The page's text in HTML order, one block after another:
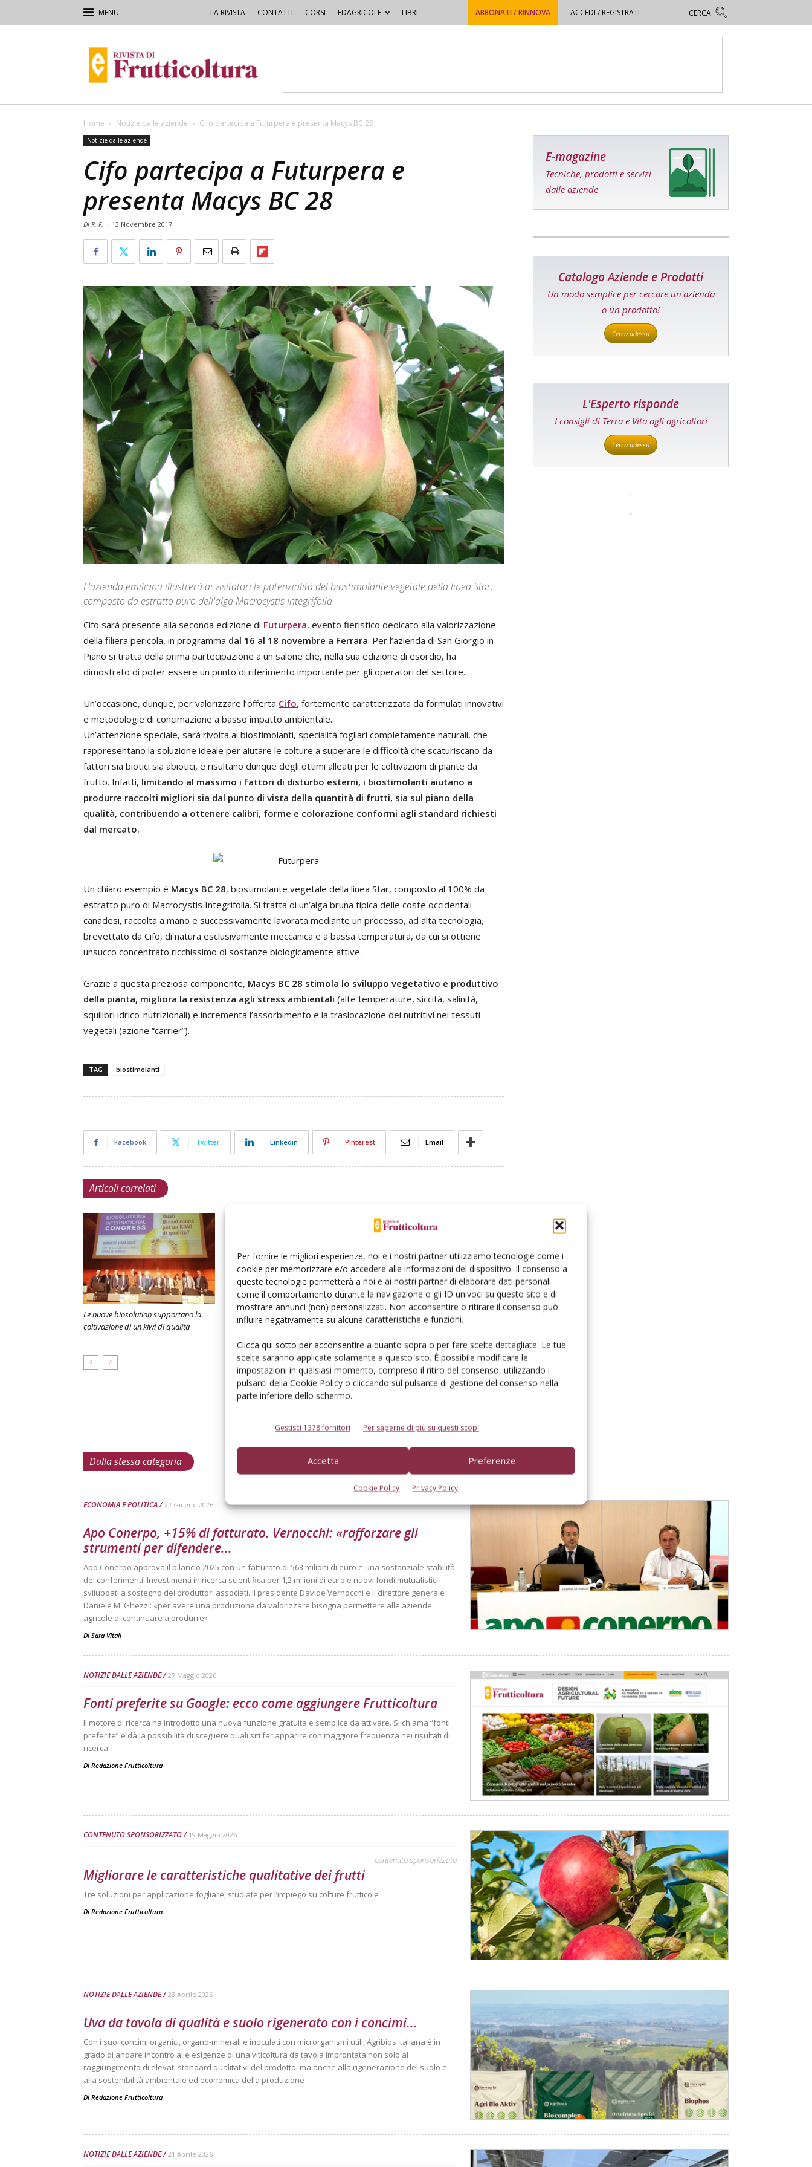
Per fornire le migliori esperienze, noi e i nostri partner utilizziamo tecnologie come i
cookie per memorizzare e/o accedere alle informazioni del dispositivo. Il consenso a
queste tecnologie permetterà a noi e ai nostri partner di elaborare dati personali
come il comportamento durante la navigazione o gli ID univoci su questo sito e di
mostrare annunci (non) personalizzati. Non acconsentire o ritirare il consenso può
influire negativamente su alcune caratteristiche e funzioni.
Clicca qui sotto per acconsentire a quanto sopra o per fare scelte dettagliate. Le tue
scelte saranno applicate solamente a questo sito. È possibile modificare le
impostazioni in qualsiasi momento, compreso il ritiro del consenso, utilizzando i
pulsanti della Cookie Policy o cliccando sul pulsante di gestione del consenso nella
parte inferiore dello schermo.
Gestisci 1378 fornitori Per saperne di più su questi scopi
Accetta Preferenze
Cookie Policy Privacy Policy
LA RIVISTA CONTATTI CORSI EDAGRICOLE LIBRI ABBONATI / RINNOVA ACCEDI / REGISTRATI
di
Frutticoltura
Home Notizie dalle aziende Cifo partecipa a Futurpera e presenta Macys BC 28
Notizie dalle aziende
Cifo partecipa a Futurpera e
presenta Macys BC 28
Di R. F. - 13 Novembre 2017
L'azienda emiliana illustrerà ai visitatori le potenzialità del biostimolante vegetale della linea Star,
composto da estratto puro dell'alga Macrocystis Integrifolia
Cifo sarà presente alla seconda edizione di Futurpera, evento fieristico dedicato alla valorizzazione
della filiera pericola, in programma dal 16 al 18 novembre a Ferrara. Per l’azienda di San Giorgio in
Piano si tratta della prima partecipazione a un salone che, nella sua edizione di esordio, ha
dimostrato di poter essere un punto di riferimento importante per gli operatori del settore.
Un’occasione, dunque, per valorizzare l’offerta Cifo, fortemente caratterizzata da formulati innovativi
e metodologie di concimazione a basso impatto ambientale.
Un’attenzione speciale, sarà rivolta ai biostimolanti, specialità fogliari completamente naturali, che
rappresentano la soluzione ideale per aiutare le colture a superare le difficoltà che scaturiscano da
fattori sia biotici sia abiotici, e risultano dunque degli ottimi alleati per le coltivazioni di piante da
frutto. Infatti, limitando al massimo i fattori di disturbo esterni, i biostimolanti aiutano a
produrre raccolti migliori sia dal punto di vista della quantità di frutti, sia sul piano della
qualità, contribuendo a ottenere calibri, forme e colorazione conformi agli standard richiesti
dal mercato.
Un chiaro esempio è Macys BC 28, biostimolante vegetale della linea Star, composto al 100% da
estratto puro di Macrocystis Integrifolia. Si tratta di un’alga bruna tipica delle coste occidentali
canadesi, raccolta a mano e successivamente lavorata mediante un processo, ad alta tecnologia,
brevettato da Cifo, di natura esclusivamente meccanica e a bassa temperatura, da cui si ottiene
unsucco concentrato ricchissimo di sostanze biologicamente attive.
Grazie a questa preziosa componente, Macys BC 28 stimola lo sviluppo vegetativo e produttivo
della pianta, migliora la resistenza agli stress ambientali (alte temperature, siccità, salinità,
squilibri idrico-nutrizionali) e incrementa l’assorbimento e la traslocazione dei nutritivi nei tessuti
vegetali (azione “carrier”).
TAG biostimolanti
Facebook Twitter Linkedin Pinterest Email
Articoli correlati
Le nuove biosolution supportano la
coltivazione di un kiwi di qualità
contenuto sponsorizzato
Biostimolanti Ilsa, prodotti naturali per
E-magazine
Tecniche, prodotti e servizi
dalle aziende
Catalogo Aziende e Prodotti
Un modo semplice per cercare un'azienda
o un prodotto!
Cerca adesso
L'Esperto risponde
I consigli di Terra e Vita agli agricoltori
Cerca adesso
Dalla stessa categoria
ECONOMIA E POLITICA 22 Giugno 2026
Apo Conerpo, +15% di fatturato. Vernocchi: «rafforzare gli
strumenti per difendere...
Apo Conerpo approva il bilancio 2025 con un fatturato di 563 milioni di euro e una sostanziale stabilità
dei conferimenti. Investimenti in ricerca scientifica per 1,2 milioni di euro e nuovi fondi mutualistici
sviluppati a sostegno dei produttori associati. Il presidente Davide Vernocchi e il direttore generale
Daniele M. Ghezzi: «per avere una produzione da valorizzare bisogna permettere alle aziende
agricole di continuare a produrre»
Di Sara Vitali
NOTIZIE DALLE AZIENDE 27 Maggio 2026
Fonti preferite su Google: ecco come aggiungere Frutticoltura
Il motore di ricerca ha introdotto una nuova funzione gratuita e semplice da attivare. Si chiama “fonti
preferite” e dà la possibilità di scegliere quali siti far apparire con maggiore frequenza nei risultati di
ricerca
Di Redazione Frutticoltura
CONTENUTO SPONSORIZZATO 19 Maggio 2026
contenuto sponsorizzato
Migliorare le caratteristiche qualitative dei frutti
Tre soluzioni per applicazione fogliare, studiate per l’impiego su colture frutticole
Di Redazione Frutticoltura
NOTIZIE DALLE AZIENDE 23 Aprile 2026
Uva da tavola di qualità e suolo rigenerato con i concimi...
Con i suoi concimi organici, organo-minerali e inoculati con microrganismi utili, Agribios Italiana è in
grado di andare incontro alle esigenze di una viticoltura da tavola improntata non solo al
raggiungimento di elevati standard qualitativi del prodotto, ma anche alla rigenerazione del suolo e
alla sostenibilità ambientale ed economica della produzione
Di Redazione Frutticoltura
NOTIZIE DALLE AZIENDE 21 Aprile 2026